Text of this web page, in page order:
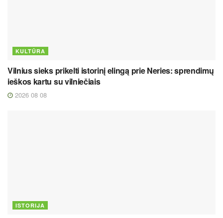
KULTŪRA
Vilnius sieks prikelti istorinį elingą prie Neries: sprendimų
ieškos kartu su vilniečiais
2026 08 08
ISTORIJA